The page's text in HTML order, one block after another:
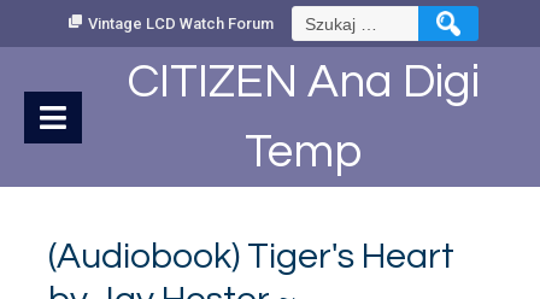
Vintage LCD Watch Forum Szukaj:
CITIZEN Ana Digi
Temp
(Audiobook) Tiger's Heart